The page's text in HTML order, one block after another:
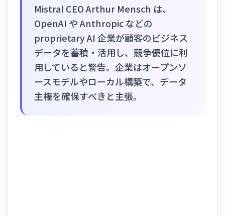
Mistral CEO Arthur Mensch は、
OpenAI や Anthropic などの
proprietary AI 企業が顧客のビジネス
データを蓄積・活用し、競争優位に利
用していると警告。企業はオープンソ
ースモデルやローカル構築で、データ
主権を確保すべきと主張。